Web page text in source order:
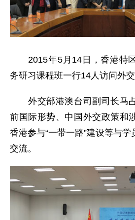
2015年5月14日，香港特
务研习课程班一行14人访问外交
外交部港澳台司副司长马
前国际形势、中国外交政策和
香港参与“一带一路”建设等与
交流。